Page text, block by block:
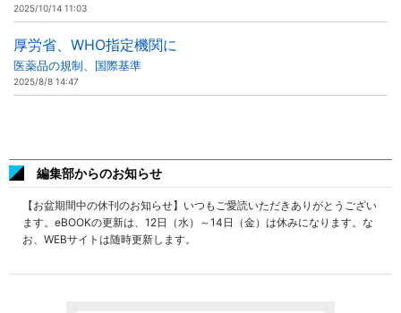
2025/10/14 11:03
厚労省、WHO指定機関に
医薬品の規制、国際基準
2025/8/8 14:47
編集部からのお知らせ
【お盆期間中の休刊のお知らせ】いつもご愛読いただきありがとうござい
ます。eBOOKの更新は、12日（水）～14日（金）は休みになります。な
お、WEBサイトは随時更新します。